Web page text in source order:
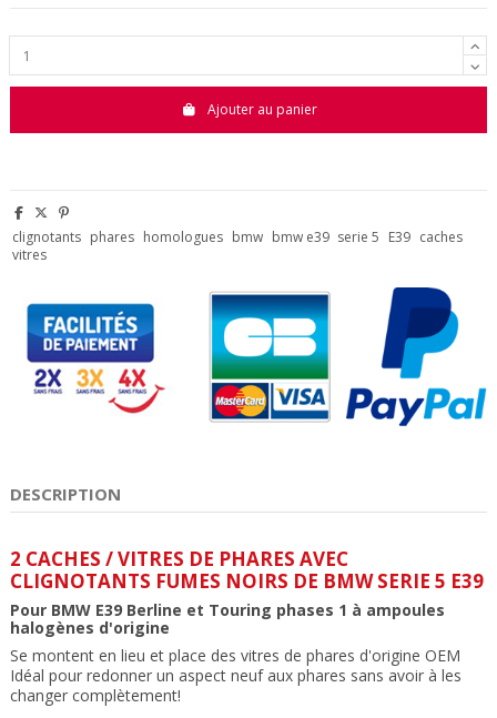
Ajouter au panier
clignotants phares homologues bmw bmw e39 serie 5 E39 caches
vitres
DESCRIPTION
2 CACHES / VITRES DE PHARES AVEC
CLIGNOTANTS FUMES NOIRS DE BMW SERIE 5 E39
Pour BMW E39 Berline et Touring phases 1 à ampoules
halogènes d'origine
Se montent en lieu et place des vitres de phares d'origine OEM
Idéal pour redonner un aspect neuf aux phares sans avoir à les
changer complètement!